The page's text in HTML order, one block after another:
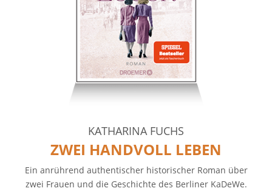
KATHARINA FUCHS
ZWEI HANDVOLL LEBEN
Ein anrührend authentischer historischer Roman über
zwei Frauen und die Geschichte des Berliner KaDeWe.